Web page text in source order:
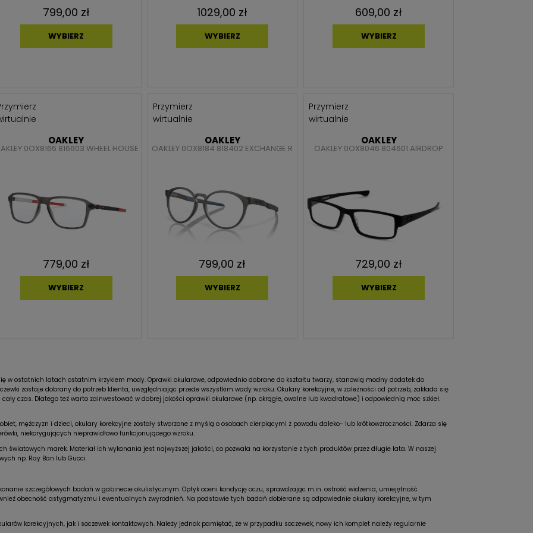
799,00 zł
WYBIERZ
1029,00 zł
WYBIERZ
609,00 zł
WYBIERZ
OAKLEY
0OX8166 816603 WHEEL HOUSE
779,00 zł
WYBIERZ
Przymierz
wirtualnie
OAKLEY
OAKLEY 0OX8184 818402 EXCHANGE R
799,00 zł
WYBIERZ
Przymierz
wirtualnie
OAKLEY
OAKLEY 0OX8046 804601 AIRDROP
729,00 zł
WYBIERZ
w ostatnich latach ostatnim krzykiem mody. Oprawki okularowe, odpowiednio dobrane do kształtu twarzy, stanowią modny dodatek do
zostaje dobrany do potrzeb klienta, uwzględniając przede wszystkim wady wzroku. Okulary korekcyjne, w zależności od potrzeb, zakłada się
czas. Dlatego też warto zainwestować w dobrej jakości oprawki okularowe (np. okrągłe, owalne lub kwadratowe) i odpowiednią moc szkieł.
mężczyzn i dzieci, okulary korekcyjne zostały stworzone z myślą o osobach cierpiącymi z powodu daleko- lub krótkowzroczności. Zdarza się
niekorygujących nieprawidłowo funkcjonującego wzroku.
światowych marek. Materiał ich wykonania jest najwyższej jakości, co pozwala na korzystanie z tych produktów przez długie lata. W naszej
np. Ray Ban lub Gucci.
szczegółowych badań w gabinecie okulistycznym. Optyk oceni kondycję oczu, sprawdzając m.in. ostrość widzenia, umiejętność
obecność astygmatyzmu i ewentualnych zwyrodnień. Na podstawie tych badań dobierane są odpowiednie okulary korekcyjne, w tym
korekcyjnych, jak i soczewek kontaktowych. Należy jednak pamiętać, że w przypadku soczewek, nowy ich komplet należy regularnie